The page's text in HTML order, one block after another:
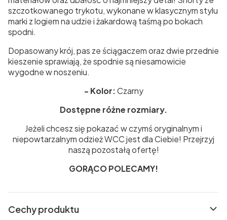
szczotkowanego trykotu, wykonane w klasycznym stylu
marki z logiem na udzie i żakardową taśmą po bokach
spodni.
Dopasowany krój, pas ze ściągaczem oraz dwie przednie
kieszenie sprawiają, że spodnie są niesamowicie
wygodne w noszeniu.
- Kolor:Czarny
Dostępne różne rozmiary.
Jeżeli chcesz się pokazać w czymś oryginalnym i
niepowtarzalnym odzież WCC jest dla Ciebie! Przejrzyj
naszą pozostałą ofertę!
GORĄCO POLECAMY!
Cechy produktu